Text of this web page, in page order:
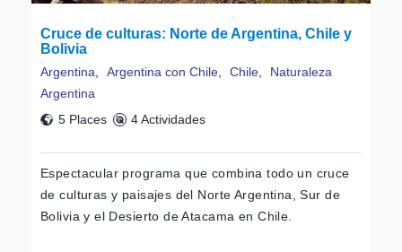
Cruce de culturas: Norte de Argentina, Chile y
Bolivia
Argentina Argentina con Chile Chile
Naturaleza
Argentina
5 Places
4 Actividades
Espectacular programa que combina todo un cruce
de culturas y paisajes del Norte Argentina, Sur de
Bolivia y el Desierto de Atacama en Chile.